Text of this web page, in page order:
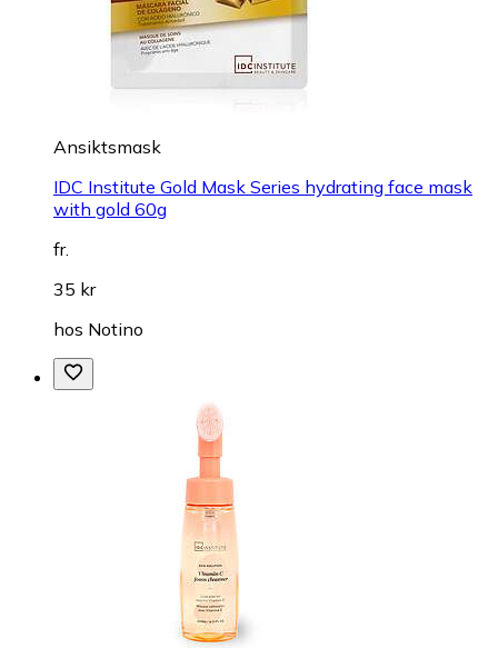
Ansiktsmask
IDC Institute Gold Mask Series hydrating face mask
with gold 60g
fr.
35 kr
hos Notino